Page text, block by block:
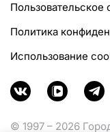
Пользовательское
Политика
Использование
© 1997 – 2026